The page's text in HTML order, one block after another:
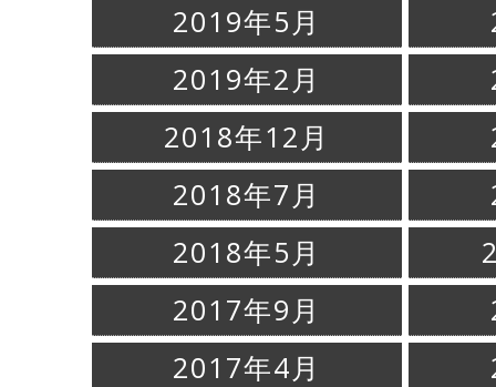
2019年5月
2019年2月
2018年12月
2018年7月
2018年5月
2017年9月
2017年4月